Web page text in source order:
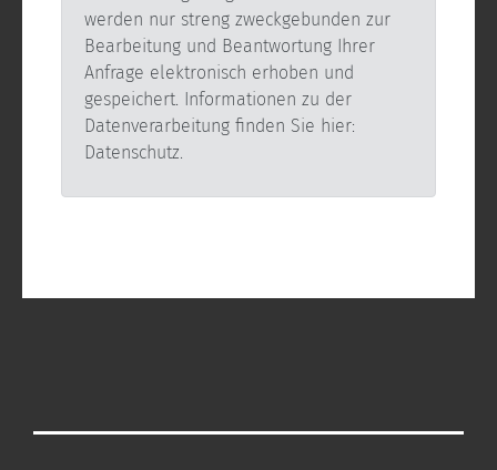
werden nur streng zweckgebunden zur
Bearbeitung und Beantwortung Ihrer
Anfrage elektronisch erhoben und
gespeichert. Informationen zu der
Datenverarbeitung finden Sie hier:
Datenschutz.